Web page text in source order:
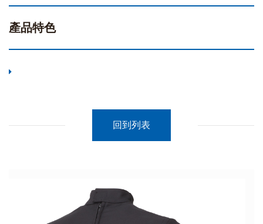
產品特色
回到列表